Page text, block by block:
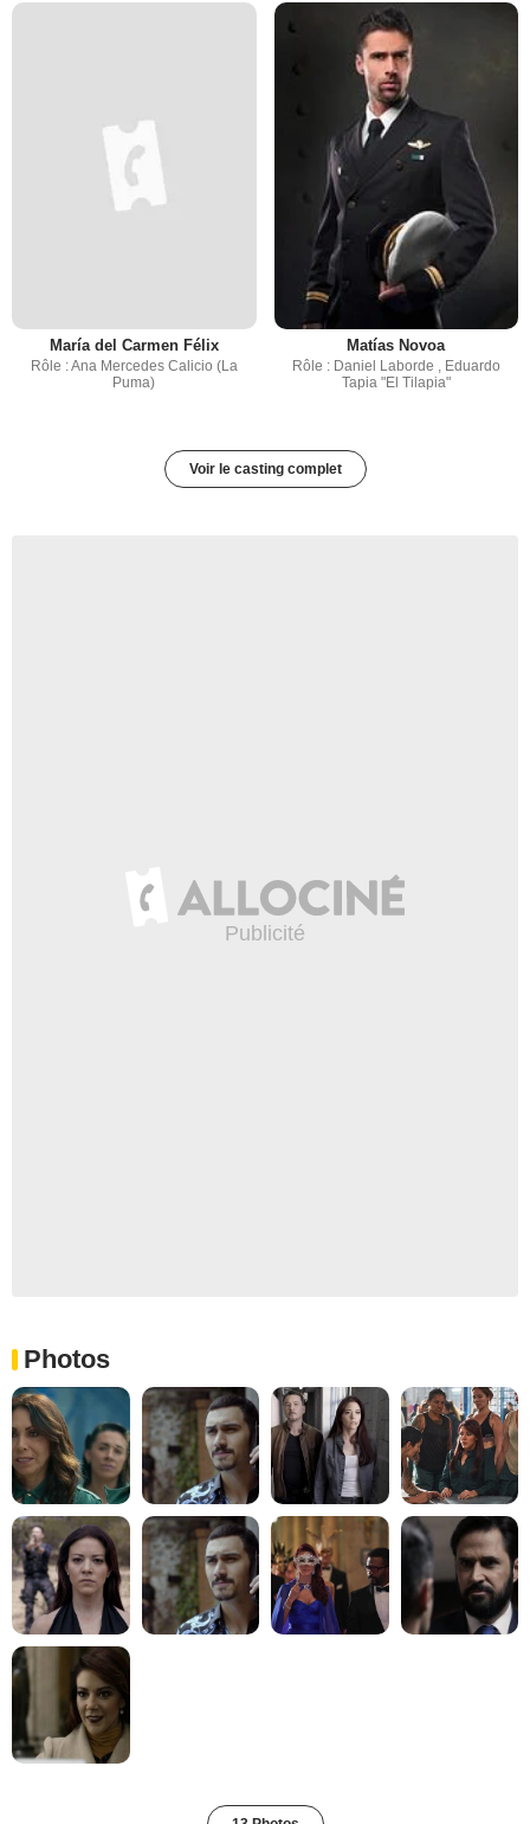
María del Carmen Félix
Rôle : Ana Mercedes Calicio (La
Puma)
Matías Novoa
Rôle : Daniel Laborde , Eduardo
Tapia "El Tilapia"
Voir le casting complet
Photos